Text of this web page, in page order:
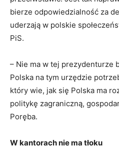
bierze odpowiedzialność za
uderzają w polskie
PiS.
– Nie ma w tej prezydenturze
Polska na tym urzędzie
który wie, jak się Polska ma
politykę zagraniczną,
Poręba.
W kantorach nie ma tłoku